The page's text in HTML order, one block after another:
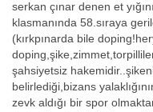
serkan çınar denen et
klasmanında 58.sıraya
(kırkpınarda bile
şahsiyetsiz
belirlediği,bizans
zevk aldığı bir spor